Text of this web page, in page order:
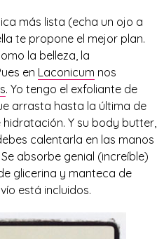
más lista (echa un ojo a
te propone el mejor plan.
la belleza, la
en Laconicum nos
. Yo tengo el exfoliante de
arrasta hasta la última de
Y su body butter,
calentarla en las manos
absorbe genial (increíble)
glicerina y manteca de
está incluidos.